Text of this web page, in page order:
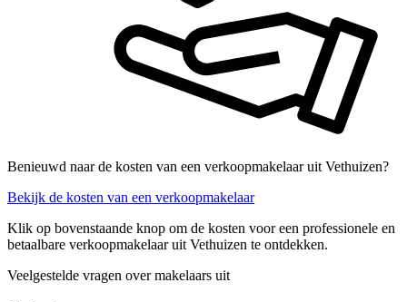
Benieuwd naar de kosten van een verkoopmakelaar uit Vethuizen?
Bekijk de kosten van een verkoopmakelaar
Klik op bovenstaande knop om de kosten voor een professionele en
betaalbare verkoopmakelaar uit Vethuizen te ontdekken.
Veelgestelde vragen over makelaars uit